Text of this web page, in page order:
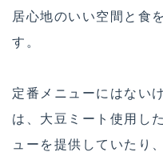
居心地のいい空間と食
す。
定番メニューにはない
は、大豆ミート使用し
ューを提供していたり